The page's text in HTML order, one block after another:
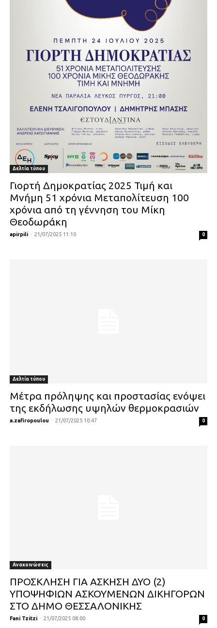
Δελτία τύπου
Γιορτή Δημοκρατίας 2025 Τιμή και
Μνήμη 51 χρόνια Μεταπολίτευση 100
χρόνια από τη γέννηση του Μίκη
Θεοδωράκη
apirpili - 21/07/2025 11:10 0
Δελτία τύπου
Μέτρα πρόληψης και προστασίας ενόψει
της εκδήλωσης υψηλών θερμοκρασιών
a.zafiropoulou - 21/07/2025 10:47 0
Ανακοινώσεις
ΠΡΟΣΚΛΗΣΗ ΓΙΑ ΑΣΚΗΣΗ ΔΥΟ (2)
ΥΠΟΨΗΦΙΩΝ ΑΣΚΟΥΜΕΝΩΝ ΔΙΚΗΓΟΡΩΝ
ΣΤΟ ΔΗΜΟ ΘΕΣΣΑΛΟΝΙΚΗΣ
Fani Tzitzi - 21/07/2025 08:00 0